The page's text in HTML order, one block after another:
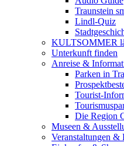
Traunstein
Lindl-Quiz
KULTSOMMER
Unterkunft finden
Anreise &
Parken in
Tourist-
Die Region
Museen &
Veranstaltungen &